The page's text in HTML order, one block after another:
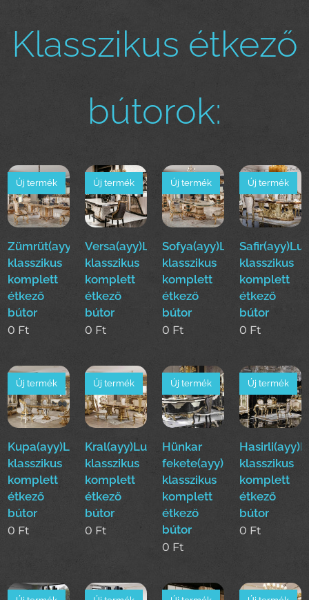
Klasszikus étkező
bútorok:
Zümrüt(ayy)Luxus
klasszikus
komplett
étkező
bútor
Új termék
0 Ft
Versa(ayy)Luxus
klasszikus
komplett
étkező
bútor
Új termék
0 Ft
Sofya(ayy)Luxus
klasszikus
komplett
étkező
bútor
Új termék
0 Ft
klasszikus
komplett
étkező
bútor
Új termék
0 Ft
Kupa(ayy)Luxus
klasszikus
komplett
étkező
bútor
Új termék
0 Ft
Kral(ayy)Luxus
klasszikus
komplett
étkező
bútor
Új termék
0 Ft
Hünkar
fekete(ayy)Luxus
klasszikus
komplett
étkező
bútor
Új termék
0 Ft
klasszikus
komplett
étkező
bútor
Új termék
0 Ft